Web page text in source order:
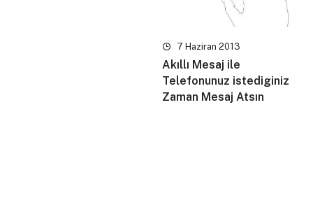
7 Haziran 2013
Akıllı Mesaj ile
Telefonunuz istediginiz
Zaman Mesaj Atsın